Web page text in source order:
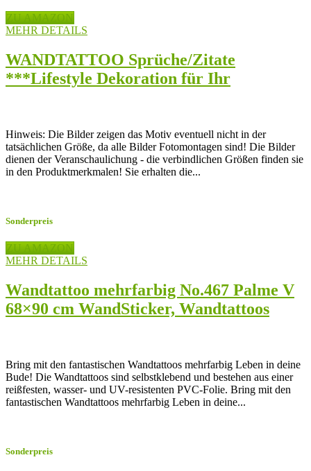
ZU AMAZON
MEHR DETAILS
WANDTATTOO Sprüche/Zitate
***Lifestyle Dekoration für Ihr
Hinweis: Die Bilder zeigen das Motiv eventuell nicht in der
tatsächlichen Größe, da alle Bilder Fotomontagen sind! Die Bilder
dienen der Veranschaulichung - die verbindlichen Größen finden sie
in den Produktmerkmalen! Sie erhalten die...
Sonderpreis
ZU AMAZON
MEHR DETAILS
Wandtattoo mehrfarbig No.467 Palme V
68×90 cm WandSticker, Wandtattoos
Bring mit den fantastischen Wandtattoos mehrfarbig Leben in deine
Bude! Die Wandtattoos sind selbstklebend und bestehen aus einer
reißfesten, wasser- und UV-resistenten PVC-Folie. Bring mit den
fantastischen Wandtattoos mehrfarbig Leben in deine...
Sonderpreis